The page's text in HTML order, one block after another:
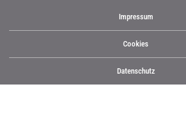
Impressum
Cookies
Datenschutz